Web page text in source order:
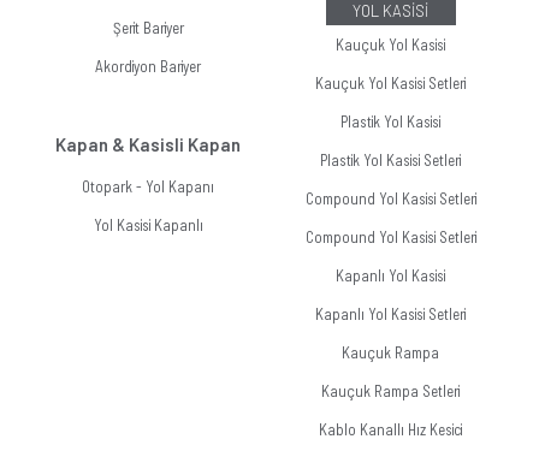
Şerit Bariyer
Akordiyon Bariyer
Kapan & Kasisli Kapan
Otopark - Yol Kapanı
Yol Kasisi Kapanlı
YOL KASİSİ
Kauçuk Yol Kasisi
Kauçuk Yol Kasisi Setleri
Plastik Yol Kasisi
Plastik Yol Kasisi Setleri
Compound Yol Kasisi Setleri
Compound Yol Kasisi Setleri
Kapanlı Yol Kasisi
Kapanlı Yol Kasisi Setleri
Kauçuk Rampa
Kauçuk Rampa Setleri
Kablo Kanallı Hız Kesici